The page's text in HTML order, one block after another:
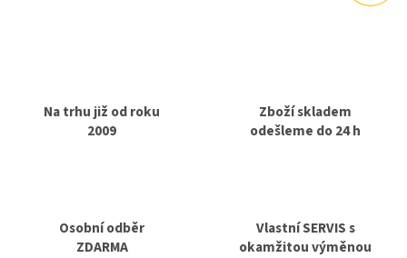
Na trhu již od roku
2009
Zboží skladem
odešleme do 24 h
Osobní odběr
ZDARMA
Vlastní SERVIS s
okamžitou výměnou